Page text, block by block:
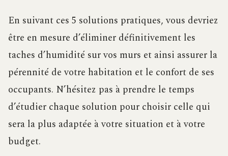
En suivant ces 5 solutions pratiques, vous devriez
être en mesure d’éliminer définitivement les
taches d’humidité sur vos murs et ainsi assurer la
pérennité de votre habitation et le confort de ses
occupants. N’hésitez pas à prendre le temps
d’étudier chaque solution pour choisir celle qui
sera la plus adaptée à votre situation et à votre
budget.